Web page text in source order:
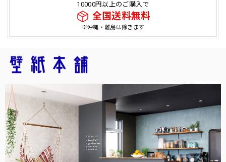
10000円以上のご購入で
全国送料無料
※沖縄・離島は除きます